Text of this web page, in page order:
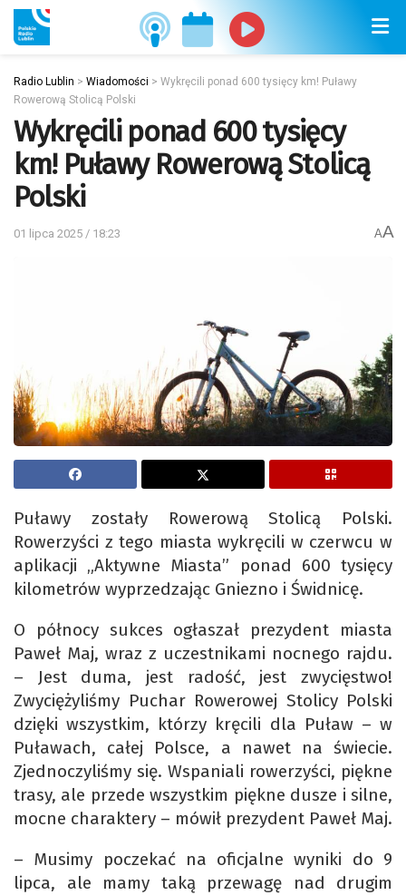
Radio Lublin > Wiadomości > Wykręcili ponad 600 tysięcy km! Puławy
Rowerową Stolicą Polski
Wykręcili ponad 600 tysięcy
km! Puławy Rowerową Stolicą
Polski
01 lipca 2025 / 18:23 AA
Puławy zostały Rowerową Stolicą Polski.
Rowerzyści z tego miasta wykręcili w czerwcu w
aplikacji „Aktywne Miasta” ponad 600 tysięcy
kilometrów wyprzedzając Gniezno i Świdnicę.
O północy sukces ogłaszał prezydent miasta
Paweł Maj, wraz z uczestnikami nocnego rajdu.
– Jest duma, jest radość, jest zwycięstwo!
Zwyciężyliśmy Puchar Rowerowej Stolicy Polski
dzięki wszystkim, którzy kręcili dla Puław – w
Puławach, całej Polsce, a nawet na świecie.
Zjednoczyliśmy się. Wspaniali rowerzyści, piękne
trasy, ale przede wszystkim piękne dusze i silne,
mocne charaktery – mówił prezydent Paweł Maj.
– Musimy poczekać na oficjalne wyniki do 9
lipca, ale mamy taką przewagę nad drugim